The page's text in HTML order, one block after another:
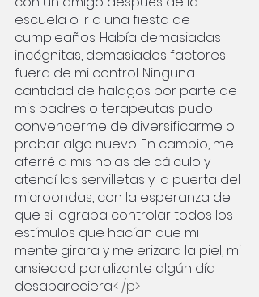
escuela o ir a una fiesta de
cumpleaños. Había demasiadas
incógnitas, demasiados factores
fuera de mi control. Ninguna
cantidad de halagos por parte de
mis padres o terapeutas pudo
convencerme de diversificarme o
probar algo nuevo. En cambio, me
aferré a mis hojas de cálculo y
atendí las servilletas y la puerta del
microondas, con la esperanza de
que si lograba controlar todos los
estímulos que hacían que mi
mente girara y me erizara la piel, mi
ansiedad paralizante algún día
desapareciera.< /p>